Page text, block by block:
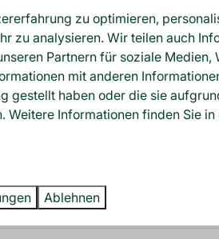
Campingplatzes Sint
Spaziergang durch
zu optimieren,
zu analysieren. Wir teilen auch
Partnern für soziale Medien,
mit anderen
gestellt haben oder die sie
Weitere Informationen finden Sie in
Ablehnen